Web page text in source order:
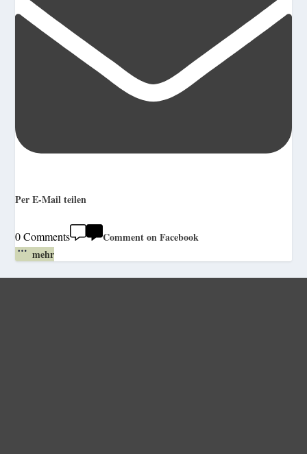
Per E-Mail teilen
0 Comments
Comment on Facebook
mehr